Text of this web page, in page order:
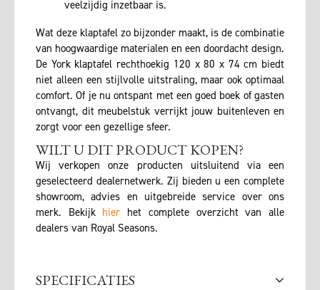
veelzijdig inzetbaar is.
Wat deze klaptafel zo bijzonder maakt, is de combinatie
van hoogwaardige materialen en een doordacht design.
De York klaptafel rechthoekig 120 x 80 x 74 cm biedt
niet alleen een stijlvolle uitstraling, maar ook optimaal
comfort. Of je nu ontspant met een goed boek of gasten
ontvangt, dit meubelstuk verrijkt jouw buitenleven en
zorgt voor een gezellige sfeer.
WILT U DIT PRODUCT KOPEN?
Wij verkopen onze producten uitsluitend via een
geselecteerd dealernetwerk. Zij bieden u een complete
showroom, advies en uitgebreide service over ons
merk. Bekijk hier het complete overzicht van alle
dealers van Royal Seasons.
SPECIFICATIES